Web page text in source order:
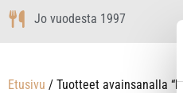
Jo vuodesta 1997
Etusivu / Tuotteet avainsanalla